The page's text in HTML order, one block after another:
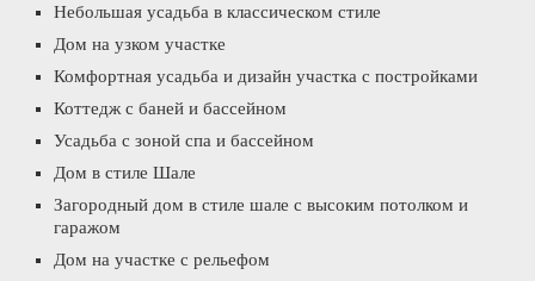
Небольшая усадьба в классическом стиле
Дом на узком участке
Комфортная усадьба и дизайн участка с постройками
Коттедж с баней и бассейном
Усадьба с зоной спа и бассейном
Дом в стиле Шале
Загородный дом в стиле шале с высоким потолком и
гаражом
Дом на участке с рельефом